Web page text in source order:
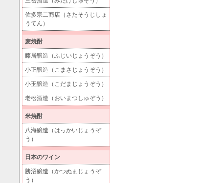
佐多宗二商店（さたそうじしょ
うてん）
麦焼酎
藤居醸造（ふじいじょうぞう）
小正醸造（こまさじょうぞう）
小玉醸造（こだまじょうぞう）
老松酒造（おいまつしゅぞう）
米焼酎
八海醸造（はっかいじょうぞ
う）
日本のワイン
勝沼醸造（かつぬまじょうぞ
う）